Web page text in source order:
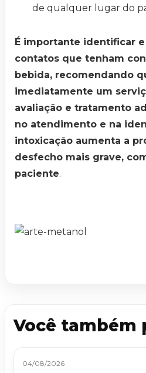
de qualquer lugar do
É importante identificar
contatos que tenham
bebida, recomendando
imediatamente um
avaliação e tratamento
no atendimento e na
intoxicação aumenta a
desfecho mais grave,
paciente.
Você também
04/08/2026